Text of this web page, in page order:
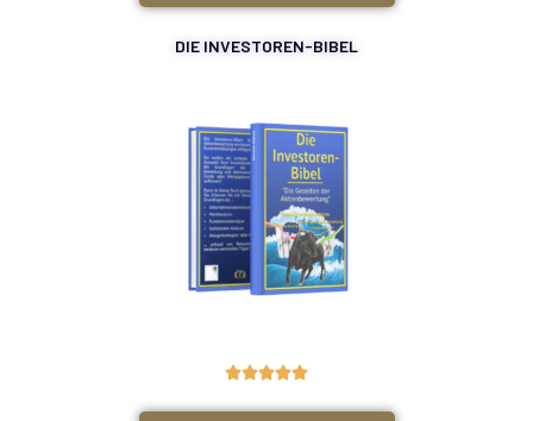
DIE INVESTOREN-BIBEL
